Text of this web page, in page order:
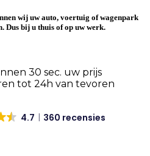
wij uw auto, voertuig of wagenpark
Dus bij u thuis of op uw werk.
30 sec. uw prijs
tot 24h van tevoren
4.7 360 recensies